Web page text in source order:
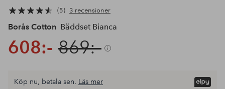
5 3 recensioner
Borås Cotton Bäddset Bianca
608:- 869:-
Köp nu, betala sen. Läs mer